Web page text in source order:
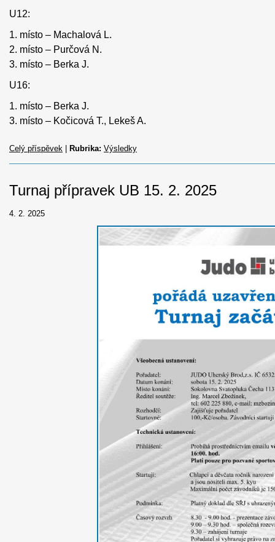
U12:
1. místo – Machalová L.
2. místo – Purčová N.
3. místo – Berka J.
U16:
1. místo – Berka J.
3. místo – Kočicová T., Lekeš A.
Celý příspěvek | Rubrika: Výsledky
Turnaj přípravek UB 15. 2. 2025
4. 2. 2025